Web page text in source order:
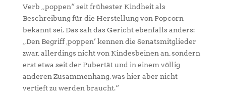
Verb „poppen“ seit frühester Kindheit als
Beschreibung für die Herstellung von Popcorn
bekannt sei. Das sah das Gericht ebenfalls anders:
„Den Begriff ‚poppen’ kennen die Senatsmitglieder
zwar, allerdings nicht von Kindesbeinen an, sondern
erst etwa seit der Pubertät und in einem völlig
anderen Zusammenhang, was hier aber nicht
vertieft zu werden braucht.“